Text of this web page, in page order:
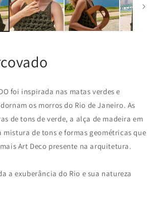
foi inspirada nas matas verdes e
os morros do Rio de Janeiro. As
de tons de verde, a alça de madeira em
de tons e formas geométricas que
Art Deco presente na arquitetura.
a exuberância do Rio e sua natureza